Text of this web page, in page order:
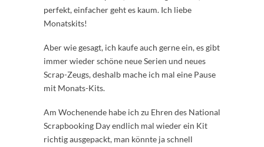
perfekt, einfacher geht es kaum. Ich liebe
Monatskits!
Aber wie gesagt, ich kaufe auch gerne ein, es gibt
immer wieder schöne neue Serien und neues
Scrap-Zeugs, deshalb mache ich mal eine Pause
mit Monats-Kits.
Am Wochenende habe ich zu Ehren des National
Scrapbooking Day endlich mal wieder ein Kit
richtig ausgepackt, man könnte ja schnell